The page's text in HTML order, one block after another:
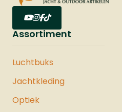
Assortiment
Luchtbuks
Jachtkleding
Optiek